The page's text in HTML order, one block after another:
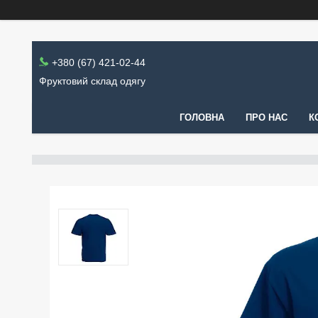
+380 (67) 421-02-44
Фруктовий склад одягу
ГОЛОВНА ПРО НАС